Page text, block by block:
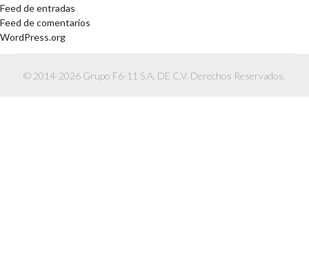
Feed de entradas
Feed de comentarios
WordPress.org
© 2014-2026 Grupo F6-11 S.A. DE C.V. Derechos Reservados.